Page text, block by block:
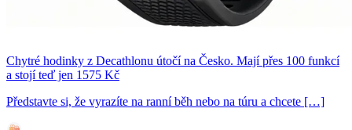
Chytré hodinky z Decathlonu útočí na Česko. Mají přes 100 funkcí
a stojí teď jen 1575 Kč
Představte si, že vyrazíte na ranní běh nebo na túru a chcete […]